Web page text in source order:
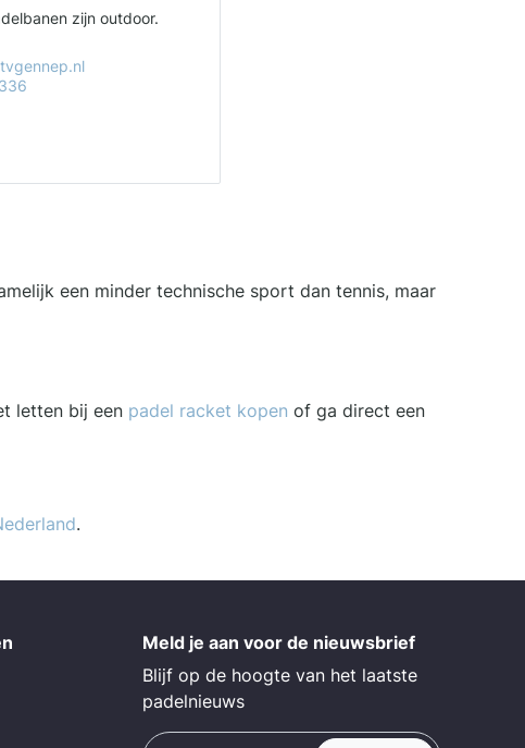
zijn outdoor.
een minder technische sport dan tennis, maar
letten bij een padel racket kopen of ga direct een
.
Meld je aan voor de nieuwsbrief
Blijf op de hoogte van het laatste
padelnieuws